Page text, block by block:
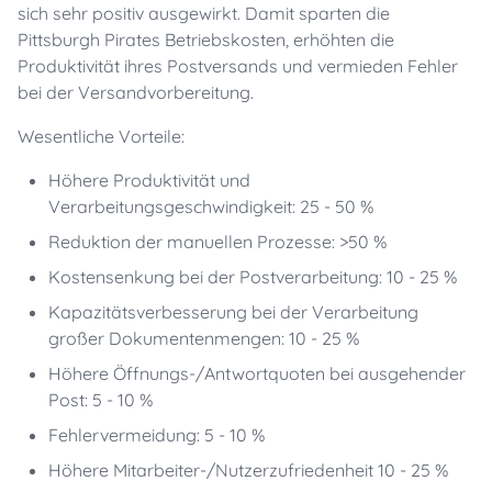
sich sehr positiv ausgewirkt. Damit sparten die
Pittsburgh Pirates Betriebskosten, erhöhten die
Produktivität ihres Postversands und vermieden Fehler
bei der Versandvorbereitung.
Wesentliche Vorteile:
Höhere Produktivität und
Verarbeitungsgeschwindigkeit: 25 - 50 %
Reduktion der manuellen Prozesse: >50 %
Kostensenkung bei der Postverarbeitung: 10 - 25 %
Kapazitätsverbesserung bei der Verarbeitung
großer Dokumentenmengen: 10 - 25 %
Höhere Öffnungs-/Antwortquoten bei ausgehender
Post: 5 - 10 %
Fehlervermeidung: 5 - 10 %
Höhere Mitarbeiter-/Nutzerzufriedenheit 10 - 25 %